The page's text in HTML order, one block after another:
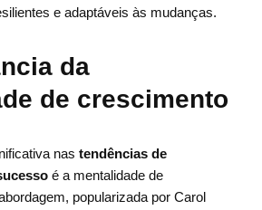
e adaptáveis às mudanças.
da
de crescimento
nas tendências de
é a mentalidade de
popularizada por Carol